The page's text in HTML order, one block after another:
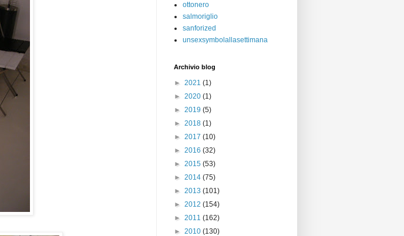
ottonero
salmoriglio
sanforized
unsexsymbolallasettimana
Archivio blog
► 2021 (1)
► 2020 (1)
► 2019 (5)
► 2018 (1)
► 2017 (10)
► 2016 (32)
► 2015 (53)
► 2014 (75)
► 2013 (101)
► 2012 (154)
► 2011 (162)
► 2010 (130)